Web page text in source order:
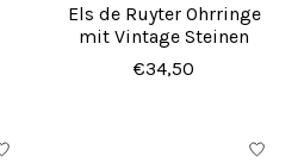
Els de Ruyter Ohrringe
mit Vintage Steinen
€34,50